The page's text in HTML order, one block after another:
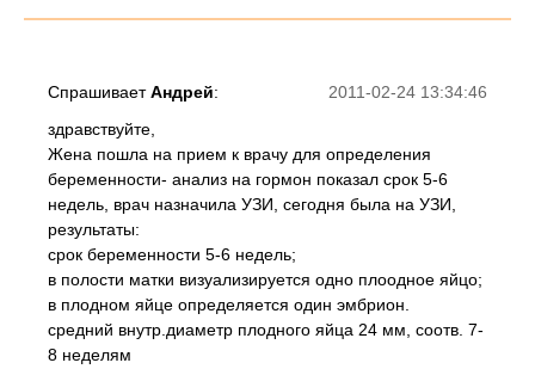
2011-02-24 13:34:46
СпрашиваетАндрей:
здравствуйте,
Жена пошла на прием к врачу для определения
беременности- анализ на гормон показал срок 5-6
недель, врач назначила УЗИ, сегодня была на УЗИ,
результаты:
срок беременности 5-6 недель;
в полости матки визуализируется одно плоодное яйцо;
в плодном яйце определяется один эмбрион.
средний внутр.диаметр плодного яйца 24 мм, соотв. 7-
8 неделям